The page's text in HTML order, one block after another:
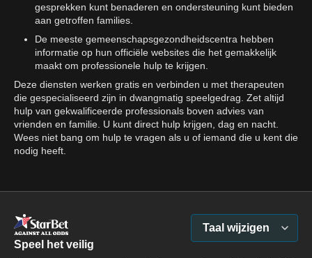
gesprekken kunt benaderen en ondersteuning kunt bieden
aan getroffen families.
De meeste gemeenschapsgezondheidscentra hebben
informatie op hun officiële websites die het gemakkelijk
maakt om professionele hulp te krijgen.
Deze diensten werken gratis en verbinden u met therapeuten
die gespecialiseerd zijn in dwangmatig speelgedrag. Zet altijd
hulp van gekwalificeerde professionals boven advies van
vrienden en familie. U kunt direct hulp krijgen, dag en nacht.
Wees niet bang om hulp te vragen als u of iemand die u kent die
nodig heeft.
Speel het veilig
Taal wijzigen